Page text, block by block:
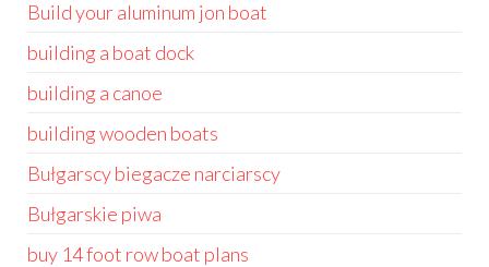
Build your aluminum jon boat
building a boat dock
building a canoe
building wooden boats
Bułgarscy biegacze narciarscy
Bułgarskie piwa
buy 14 foot row boat plans